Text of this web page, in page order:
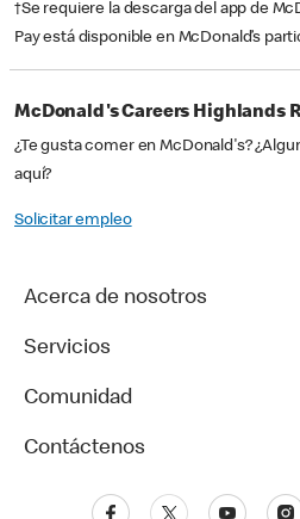
†Se requiere la descarga del app de
Pay está disponible en McDonald’s
McDonald's Careers Highlands
¿Te gusta comer en McDonald's?
aquí?
Solicitar empleo
Acerca de nosotros
Servicios
Comunidad
Contáctenos